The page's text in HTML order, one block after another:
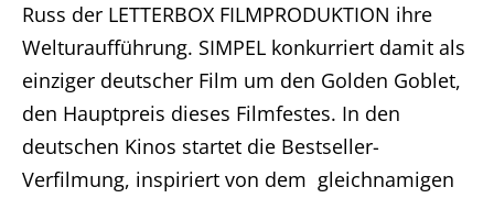
Russ der LETTERBOX FILMPRODUKTION ihre
Welturaufführung. SIMPEL konkurriert damit als
einziger deutscher Film um den Golden Goblet,
den Hauptpreis dieses Filmfestes. In den
deutschen Kinos startet die Bestseller-
Verfilmung, inspiriert von dem gleichnamigen